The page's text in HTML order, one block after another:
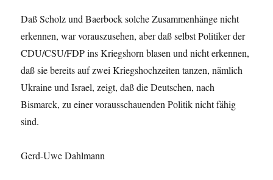
Daß Scholz und Baerbock solche Zusammenhänge nicht
erkennen, war vorauszusehen, aber daß selbst Politiker der
CDU/CSU/FDP ins Kriegshorn blasen und nicht erkennen,
daß sie bereits auf zwei Kriegshochzeiten tanzen, nämlich
Ukraine und Israel, zeigt, daß die Deutschen, nach
Bismarck, zu einer vorausschauenden Politik nicht fähig
sind.
Gerd-Uwe Dahlmann